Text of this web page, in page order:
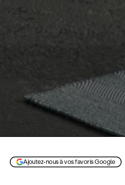
Ajoutez-nous à vos favoris Google